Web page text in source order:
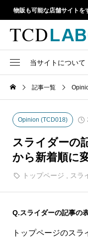
物販も可能な店舗サイトを
当サイトについて
1カラム
Google Map
h1
iframe
meta description
meta title
TCD LABOとは
TCDテーマ一覧
ファイルの編集方法
WordPressテーマ比較
人気ランキング
アップデート情報
よくあるご質問
記事一覧
Opinion (TCD018)
スライダーの
から新着順に
トップページ , スラ
Q.スライダーの記事の
トップページのス